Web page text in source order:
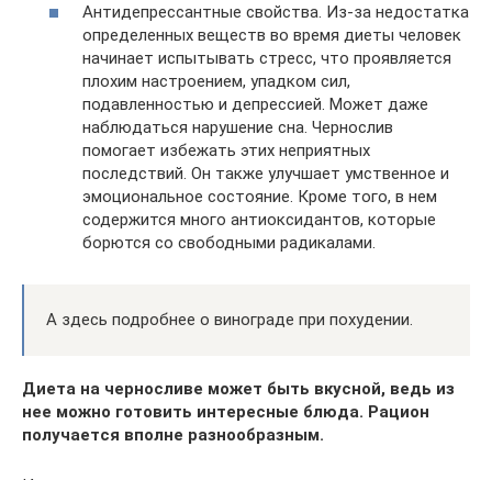
Антидепрессантные свойства. Из-за недостатка
определенных веществ во время диеты человек
начинает испытывать стресс, что проявляется
плохим настроением, упадком сил,
подавленностью и депрессией. Может даже
наблюдаться нарушение сна. Чернослив
помогает избежать этих неприятных
последствий. Он также улучшает умственное и
эмоциональное состояние. Кроме того, в нем
содержится много антиоксидантов, которые
борются со свободными радикалами.
А здесь подробнее о винограде при похудении.
Диета на черносливе может быть вкусной, ведь из
нее можно готовить интересные блюда. Рацион
получается вполне разнообразным.